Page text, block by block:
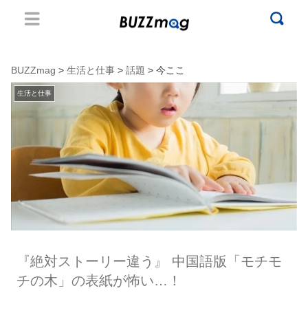
BUZZmag > 生活と仕事 > 話題 > 今ここ
生活と仕事
『絶対ストーリー違う』 中国語版「モチモ
チの木」の表紙が怖い…！